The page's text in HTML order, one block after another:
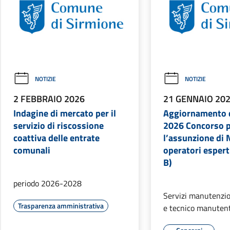
NOTIZIE
2 FEBBRAIO 2026
Indagine di mercato per il
servizio di riscossione
coattiva delle entrate
comunali
periodo 2026-2028
Trasparenza amministrativa
NOTIZIE
21 GENNAIO
Aggiornamento
2026 Concorso
l’assunzione di
operatori
B)
Servizi
e tecnico